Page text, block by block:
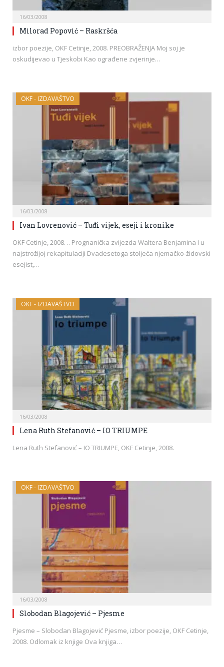
16/03/2008
Milorad Popović – Raskršća
izbor poezije, OKF Cetinje, 2008. PREOBRAŽENJA Moj soj je
oskudijevao u Tjeskobi Kao ograđene zvjerinje…
OKF - IZDAVAŠTVO
16/03/2008
Ivan Lovrenović – Tuđi vijek, eseji i kronike
OKF Cetinje, 2008. .. Prognanička zvijezda Waltera Benjamina I u
najstrožijoj rekapitulaciji Dvadesetoga stoljeća njemačko-židovski
esejist,…
OKF - IZDAVAŠTVO
16/03/2008
Lena Ruth Stefanović – IO TRIUMPE
Lena Ruth Stefanović – IO TRIUMPE, OKF Cetinje, 2008.
OKF - IZDAVAŠTVO
16/03/2008
Slobodan Blagojević – Pjesme
Pjesme – Slobodan Blagojević Pjesme, izbor poezije, OKF Cetinje,
2008. Odlomak iz knjige Ova knjiga…